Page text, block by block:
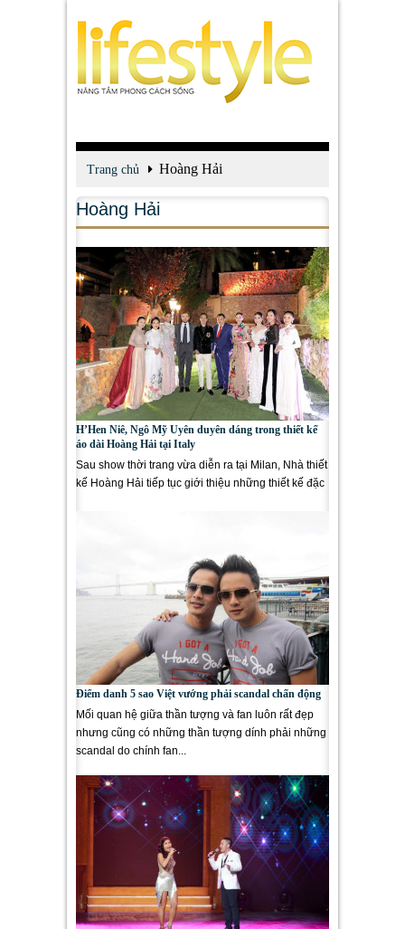
Trang chủ Hoàng Hải
Hoàng Hải
H’Hen Niê, Ngô Mỹ Uyên duyên dáng trong thiết kế
áo dài Hoàng Hải tại Italy
Sau show thời trang vừa diễn ra tại Milan, Nhà thiết
kế Hoàng Hải tiếp tục giới thiệu những thiết kế đặc
Điểm danh 5 sao Việt vướng phải scandal chấn động
Mối quan hệ giữa thần tượng và fan luôn rất đẹp
nhưng cũng có những thần tượng dính phải những
scandal do chính fan...